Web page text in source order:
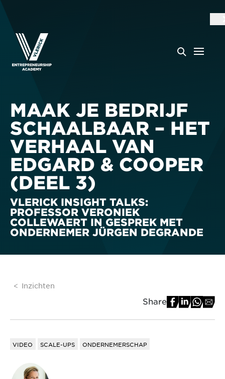
MAAK JE BEDRIJF
SCHAALBAAR – HET
VERHAAL VAN
EDGARD & COOPER
(DEEL 3)
VLERICK INSIGHT TALKS:
PROFESSOR VERONIEK
COLLEWAERT IN GESPREK MET
ONDERNEMER JÜRGEN DEGRANDE
Inzichten
Share
VIDEO SCALE-UPS ONDERNEMERSCHAP